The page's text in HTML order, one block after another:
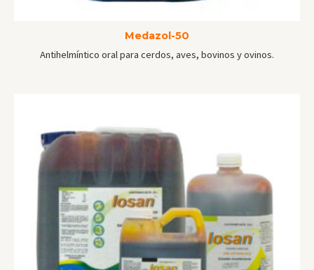
Medazol-50
Antihelmíntico oral para cerdos, aves, bovinos y ovinos.